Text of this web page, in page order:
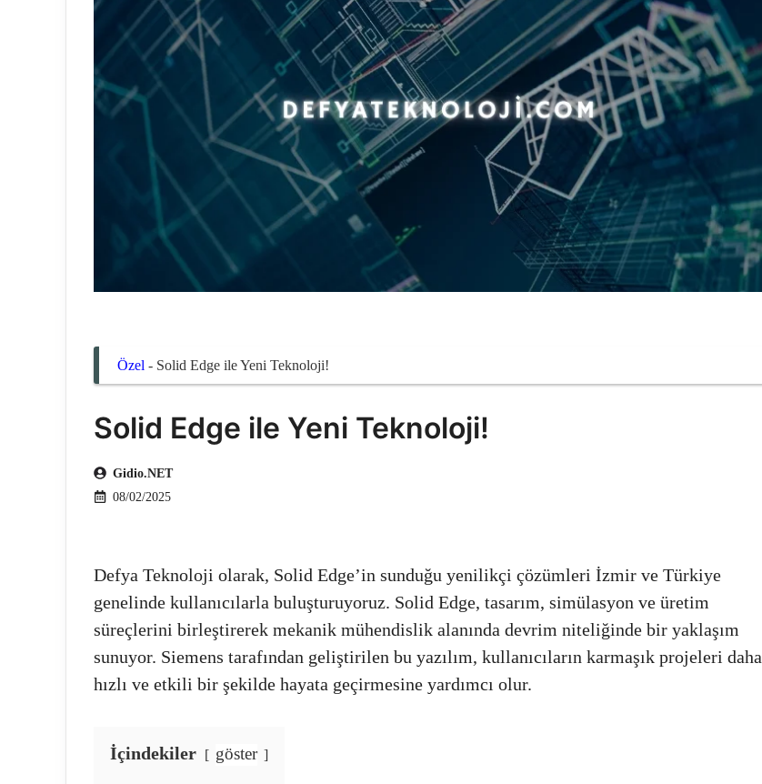
Özel - Solid Edge ile Yeni Teknoloji!
Solid Edge ile Yeni Teknoloji!
Gidio.NET
08/02/2025
Defya Teknoloji olarak, Solid Edge’in sunduğu yenilikçi çözümleri İzmir ve Türkiye
genelinde kullanıcılarla buluşturuyoruz. Solid Edge, tasarım, simülasyon ve üretim
süreçlerini birleştirerek mekanik mühendislik alanında devrim niteliğinde bir yaklaşım
sunuyor. Siemens tarafından geliştirilen bu yazılım, kullanıcıların karmaşık projeleri daha
hızlı ve etkili bir şekilde hayata geçirmesine yardımcı olur.
İçindekiler göster